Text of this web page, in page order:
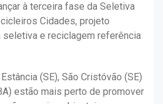
à terceira fase da Seletiva
Cidades, projeto
e reciclagem referência
(SE), São Cristóvão (SE)
estão mais perto de promover